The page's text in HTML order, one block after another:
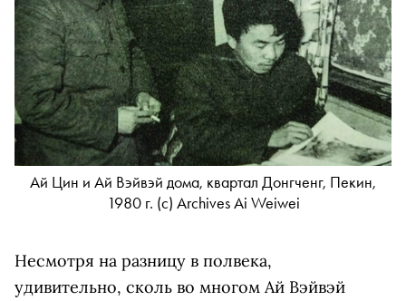
Ай Цин и Ай Вэйвэй дома, квартал Донгченг, Пекин,
1980 г. (c) Archives Ai Weiwei
Несмотря на разницу в полвека,
удивительно, cколь во многом Ай Вэйвэй